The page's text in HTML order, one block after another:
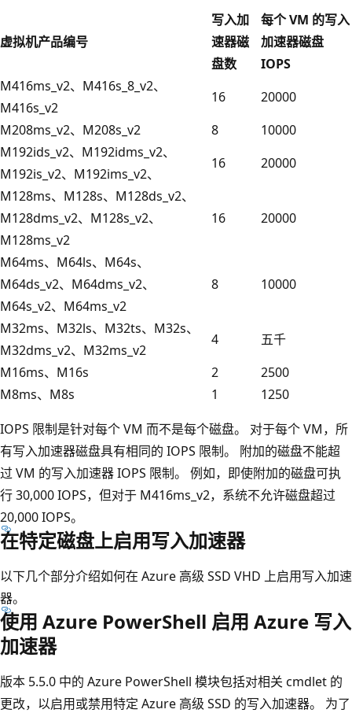
虚拟机产品编号
写入加
速器磁
盘数
每个 VM 的写入
加速器磁盘
IOPS
M416ms_v2、M416s_8_v2、
M416s_v2
16
20000
M208ms_v2、M208s_v2
8
10000
M192ids_v2、M192idms_v2、
M192is_v2、M192ims_v2、
16
20000
M128ms、M128s、M128ds_v2、
M128dms_v2、M128s_v2、
M128ms_v2
16 20000
M64ms、M64ls、M64s、
M64ds_v2、M64dms_v2、
M64s_v2、M64ms_v2
8 10000
M32ms、M32ls、M32ts、M32s、
M32dms_v2、M32ms_v2
4
五千
M16ms、M16s
2
2500
M8ms、M8s
1
1250
IOPS 限制是针对每个 VM 而不是每个磁盘。 对于每个 VM，所
有写入加速器磁盘具有相同的 IOPS 限制。 附加的磁盘不能超
过 VM 的写入加速器 IOPS 限制。 例如，即使附加的磁盘可执
行 30,000 IOPS，但对于 M416ms_v2，系统不允许磁盘超过
20,000 IOPS。
在特定磁盘上启用写入加速器
以下几个部分介绍如何在 Azure 高级 SSD VHD 上启用写入加速
器。
使用 Azure PowerShell 启用 Azure 写入
加速器
版本 5.5.0 中的 Azure PowerShell 模块包括对相关 cmdlet 的
更改，以启用或禁用特定 Azure 高级 SSD 的写入加速器。 为了